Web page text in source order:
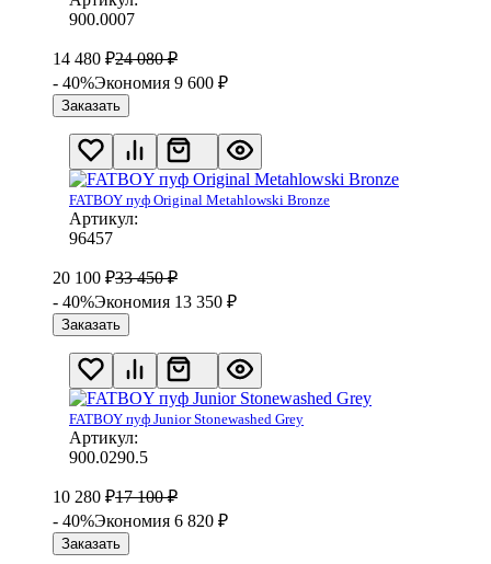
900.0007
14 480 ₽24 080 ₽
- 40%Экономия 9 600 ₽
Заказать
FATBOY пуф Original Metahlowski Bronze
Артикул:
96457
20 100 ₽33 450 ₽
- 40%Экономия 13 350 ₽
Заказать
FATBOY пуф Junior Stonewashed Grey
Артикул:
900.0290.5
10 280 ₽17 100 ₽
- 40%Экономия 6 820 ₽
Заказать